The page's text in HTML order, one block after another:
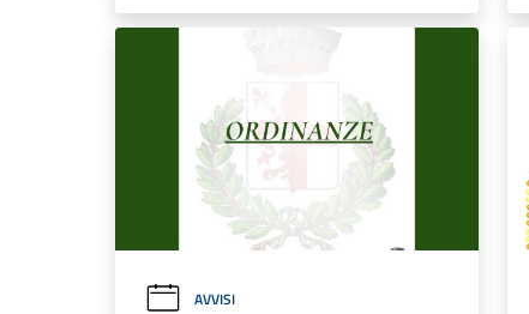
AVVISI